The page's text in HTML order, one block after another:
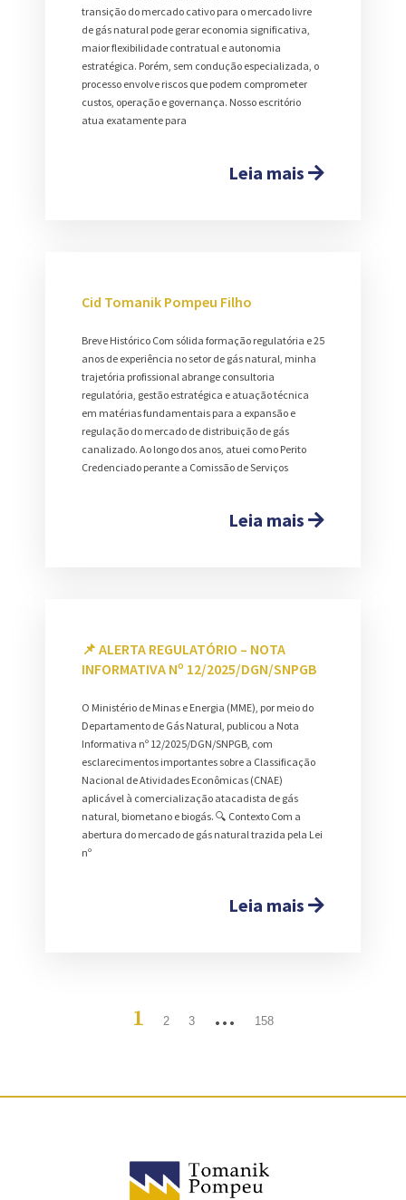
transição do mercado cativo para o mercado livre
de gás natural pode gerar economia significativa,
maior flexibilidade contratual e autonomia
estratégica. Porém, sem condução especializada, o
processo envolve riscos que podem comprometer
custos, operação e governança. Nosso escritório
atua exatamente para
Leia mais
Cid Tomanik Pompeu Filho
Breve Histórico Com sólida formação regulatória e 25
anos de experiência no setor de gás natural, minha
trajetória profissional abrange consultoria
regulatória, gestão estratégica e atuação técnica
em matérias fundamentais para a expansão e
regulação do mercado de distribuição de gás
canalizado. Ao longo dos anos, atuei como Perito
Credenciado perante a Comissão de Serviços
Leia mais
📌 ALERTA REGULATÓRIO – NOTA
INFORMATIVA Nº 12/2025/DGN/SNPGB
O Ministério de Minas e Energia (MME), por meio do
Departamento de Gás Natural, publicou a Nota
Informativa nº 12/2025/DGN/SNPGB, com
esclarecimentos importantes sobre a Classificação
Nacional de Atividades Econômicas (CNAE)
aplicável à comercialização atacadista de gás
natural, biometano e biogás. 🔍 Contexto Com a
abertura do mercado de gás natural trazida pela Lei
nº
Leia mais
1 2 3 … 158